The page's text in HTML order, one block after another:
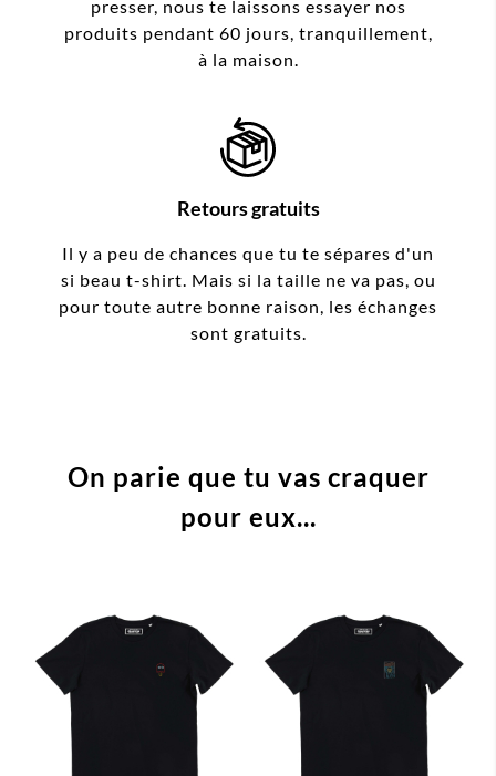
presser, nous te laissons essayer nos
produits pendant 60 jours, tranquillement,
à la maison.
Retours gratuits
Il y a peu de chances que tu te sépares d'un
si beau t-shirt. Mais si la taille ne va pas, ou
pour toute autre bonne raison, les échanges
sont gratuits.
On parie que tu vas craquer
pour eux...